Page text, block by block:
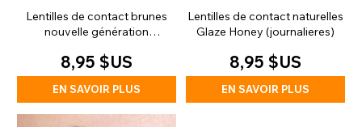
Lentilles de contact brunes
nouvelle génération
8,95 $US
EN SAVOIR PLUS
Lentilles de contact naturelles
Glaze Honey (journalieres)
8,95 $US
EN SAVOIR PLUS